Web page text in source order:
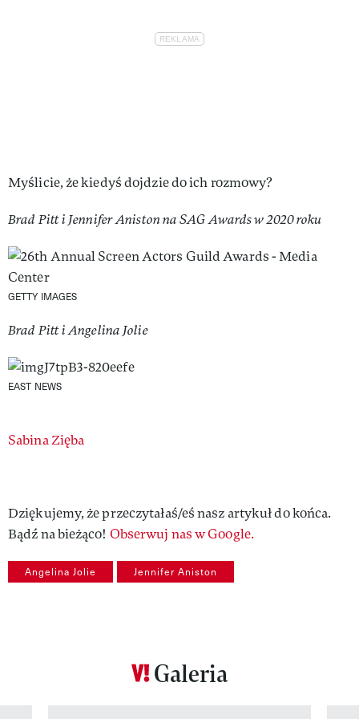
Myślicie, że kiedyś dojdzie do ich rozmowy?
Brad Pitt i Jennifer Aniston na SAG Awards w 2020 roku
GETTY IMAGES
Brad Pitt i Angelina Jolie
EAST NEWS
Authors
Sabina Zięba
Dziękujemy, że przeczytałaś/eś nasz artykuł do końca.
Bądź na bieżąco! Obserwuj nas w Google.
Angelina Jolie Jennifer Aniston
Galeria